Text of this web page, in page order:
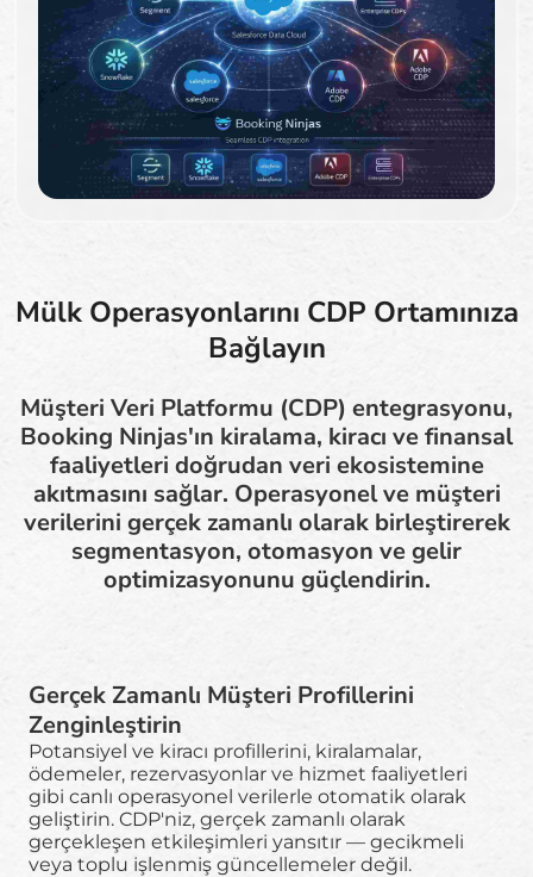
Mülk Operasyonlarını CDP Ortamınıza
Bağlayın
Müşteri Veri Platformu (CDP) entegrasyonu,
Booking Ninjas'ın kiralama, kiracı ve finansal
faaliyetleri doğrudan veri ekosistemine
akıtmasını sağlar. Operasyonel ve müşteri
verilerini gerçek zamanlı olarak birleştirerek
segmentasyon, otomasyon ve gelir
optimizasyonunu güçlendirin.
Gerçek Zamanlı Müşteri Profillerini
Zenginleştirin
Potansiyel ve kiracı profillerini, kiralamalar,
ödemeler, rezervasyonlar ve hizmet faaliyetleri
gibi canlı operasyonel verilerle otomatik olarak
geliştirin. CDP'niz, gerçek zamanlı olarak
gerçekleşen etkileşimleri yansıtır — gecikmeli
veya toplu işlenmiş güncellemeler değil.